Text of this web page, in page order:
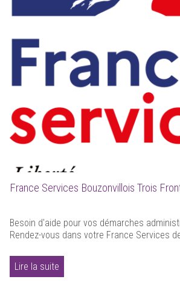
France Services Bouzonvillois Trois
Besoin d'aide pour vos démarches
Rendez-vous dans votre France Services
Lire la suite